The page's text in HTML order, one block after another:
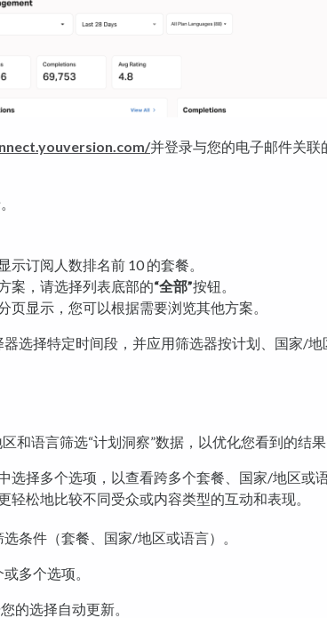
并登录与您的电子邮件关联
示订阅人数排名前 10 的套餐。
案，请选择列表底部的“全部”按钮。
页显示，您可以根据需要浏览其他方案。
选择特定时间段，并应用筛选器按计划、国家/地
和语言筛选“计划洞察”数据，以优化您看到的结果
选择多个选项，以查看跨多个套餐、国家/地区或
轻松地比较不同受众或内容类型的互动和表现。
条件（套餐、国家/地区或语言）。
多个选项。
的选择自动更新。